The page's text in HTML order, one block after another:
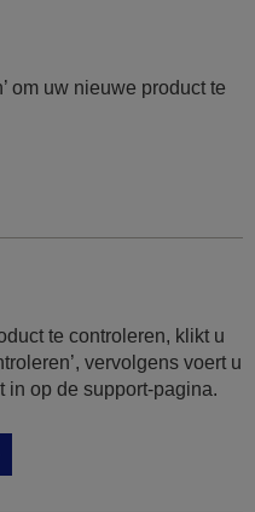
om uw nieuwe product te
te controleren, klikt u
vervolgens voert u
in op de support-pagina.